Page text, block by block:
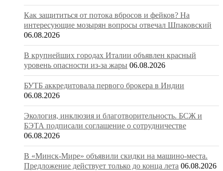
Как защититься от потока вбросов и фейков? На
интересующие мозырян вопросы отвечал Шпаковский
06.08.2026
В крупнейших городах Италии объявлен красный
уровень опасности из-за жары 06.08.2026
БУТБ аккредитовала первого брокера в Индии
06.08.2026
Экология, инклюзия и благотворительность. БСЖ и
БЭТА подписали соглашение о сотрудничестве
06.08.2026
В «Минск-Мире» объявили скидки на машино-места.
Предложение действует только до конца лета 06.08.2026